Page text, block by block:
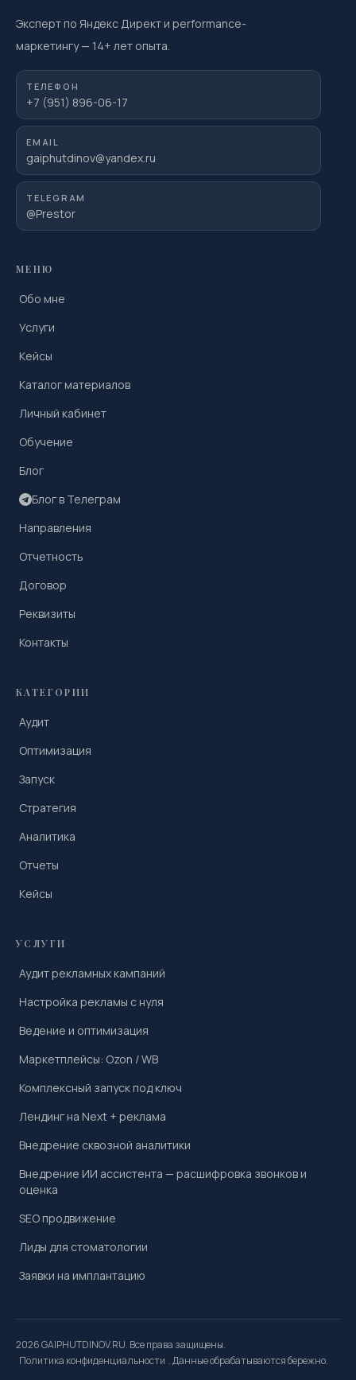
Эксперт по Яндекс Директ и performance-
маркетингу— 14+ лет опыта.
ТЕЛЕФОН
+7 (951) 896-06-17
EMAIL
gaiphutdinov@yandex.ru
TELEGRAM
@Prestor
МЕНЮ
Обо мне
Услуги
Кейсы
Каталог материалов
Личный кабинет
Обучение
Блог
Блог в Телеграм
Направления
Отчетность
Договор
Реквизиты
Контакты
КАТЕГОРИИ
Аудит
Оптимизация
Запуск
Стратегия
Аналитика
Отчеты
Кейсы
УСЛУГИ
Аудит рекламных кампаний
Настройка рекламы с нуля
Ведение и оптимизация
Маркетплейсы: Ozon / WB
Комплексный запуск под ключ
Лендинг на Next + реклама
Внедрение сквозной аналитики
Внедрение ИИ ассистента — расшифровка звонков и
оценка
SEO продвижение
Лиды для стоматологии
Заявки на имплантацию
2026 GAIPHUTDINOV.RU. Все права защищены.
Политика конфиденциальности . Данные обрабатываются бережно.